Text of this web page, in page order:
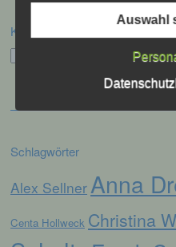
Kategorien
Kategorien
Schlagwörter
Alex SellnerAnna
Centa Hollweck Christina
Vorgang oder
Zusammenhang
Organisation, das
Auslesen, das
Verknüpfung, die
Löschen oder die
d)
Auswahl